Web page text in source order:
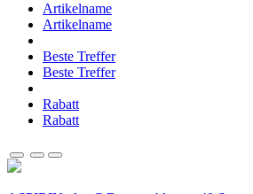
Artikelname
Artikelname
Beste Treffer
Beste Treffer
Rabatt
Rabatt